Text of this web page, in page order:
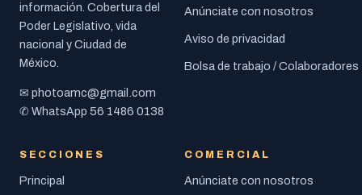
información. Cobertura del
Poder Legislativo, vida
nacional y Ciudad de
México.
✉ photoamc@gmail.com
✆ WhatsApp 56 1486 0138
Anúnciate con nosotros
Aviso de privacidad
Bolsa de trabajo / Colaboradores
SECCIONES
Principal
COMERCIAL
Anúnciate con nosotros